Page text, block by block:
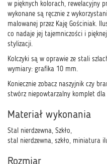
w pięknych kolorach, rewelacyjny
wykonane są ręcznie z
malowanej przez Kaję Gościniak.
co nadaje jej tajemniczości i
stylizacji.
Kolczyki są w oprawie ze stali
wymiary: grafika 10 mm.
Koniecznie zobacz naszyjnik czy
stwórz niepowtarzalny komplet dla
Materiał wykonania
Stal nierdzewna, Szkło,
stal nierdzewna, szkło, miniatura
Rozmiar